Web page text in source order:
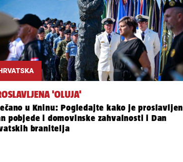
'OLUJA'
u Kninu: Pogledajte kako je proslavljen
pobjede i domovinske zahvalnosti i Dan
branitelja